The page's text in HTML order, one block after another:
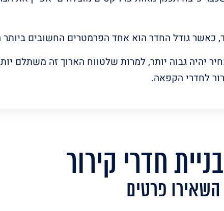
כאשר גודל החדר הוא אחד הפרמטרים החשובים
יהיה גבוה יותר, למרות שלטווח הארוך זה משתלם
לחדרי הקפאה.
חדרי קירור
השאירו פרטים